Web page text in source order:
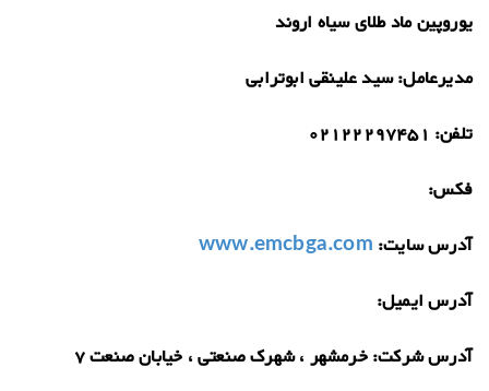
یوروپین ماد طلای سیاه اروند
مدیرعامل:سید علینقی ابوترابی
تلفن: 02122297451
فکس:
آدرس سایت: www.emcbga.com
آدرس ایمیل:
آدرس شرکت:خرمشهر ، شهرک صنعتی ، خیابان صنعت 7